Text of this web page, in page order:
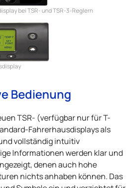
bei TSR- und TSR-3-Reglern
Bedienung
TSR- (verfügbar nur für T-
Fahrerhausdisplays als
vollständig intuitiv
Informationen werden klar und
denen auch hohe
nichts anhaben können. Das